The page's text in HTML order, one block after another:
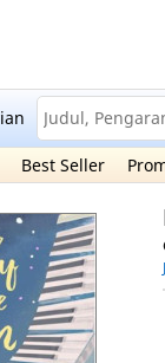
Best Seller